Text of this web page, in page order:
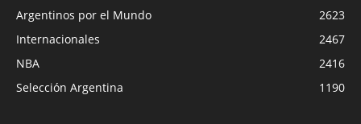
Argentinos por el Mundo
2623
Internacionales
2467
NBA
2416
Selección Argentina
1190